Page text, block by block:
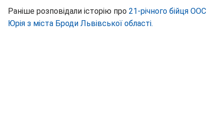
Раніше розповідали історію про 21-річного бійця ООС
Юрія з міста Броди Львівської області.